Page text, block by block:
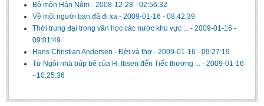
Bộ môn Hán Nôm - 2008-12-28 - 02:56:32
Về một người bạn đã đi xa - 2009-01-16 - 08:42:39
Thời trung đại trong văn học các nước khu vực ... - 2009-01-16 -
09:01:49
Hans Christian Andersen - Đời và thơ - 2009-01-16 - 09:27:19
Từ Ngôi nhà búp bê của H. Ibsen đến Tiếc thương ... - 2009-01-16
- 10:25:36